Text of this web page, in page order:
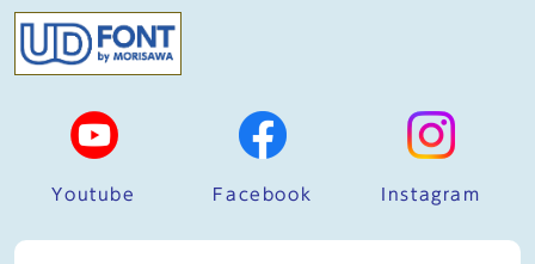
Youtube Facebook Instagram